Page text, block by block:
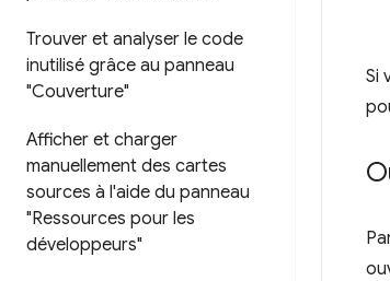
Trouver et analyser le code
inutilisé grâce au panneau
"Couverture"
Afficher et charger
manuellement des cartes
sources à l'aide du panneau
"Ressources pour les
développeurs"
Si